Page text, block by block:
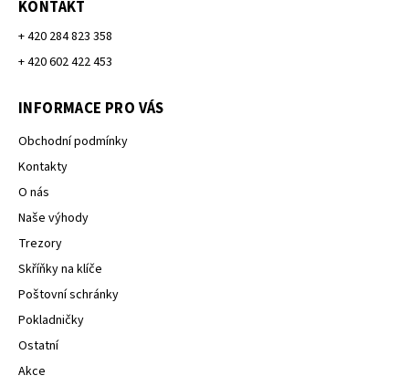
KONTAKT
+ 420 284 823 358
+ 420 602 422 453
INFORMACE PRO VÁS
Obchodní podmínky
Kontakty
O nás
Naše výhody
Trezory
Skříňky na klíče
Poštovní schránky
Pokladničky
Ostatní
Akce